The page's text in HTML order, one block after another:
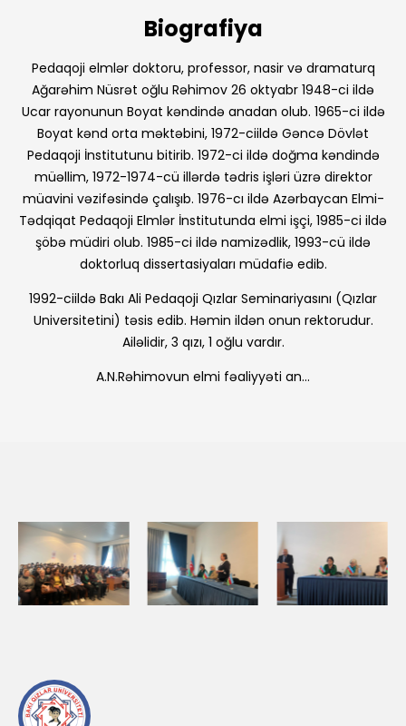
Biografiya
Pedaqoji elmlər doktoru, professor, nasir və dramaturq
Ağarəhim Nüsrət oğlu Rəhimov 26 oktyabr 1948-ci ildə
Ucar rayonunun Boyat kəndində anadan olub. 1965-ci ildə
Boyat kənd orta məktəbini, 1972-ciildə Gəncə Dövlət
Pedaqoji İnstitutunu bitirib. 1972-ci ildə doğma kəndində
müəllim, 1972-1974-cü illərdə tədris işləri üzrə direktor
müavini vəzifəsində çalışıb. 1976-cı ildə Azərbaycan Elmi-
Tədqiqat Pedaqoji Elmlər İnstitutunda elmi işçi, 1985-ci ildə
şöbə müdiri olub. 1985-ci ildə namizədlik, 1993-cü ildə
doktorluq dissertasiyaları müdafiə edib.
1992-ciildə Bakı Ali Pedaqoji Qızlar Seminariyasını (Qızlar
Universitetini) təsis edib. Həmin ildən onun rektorudur.
Ailə­lidir, 3 qızı, 1 oğlu vardır.
A.N.Rəhimovun elmi fəaliyyəti an...